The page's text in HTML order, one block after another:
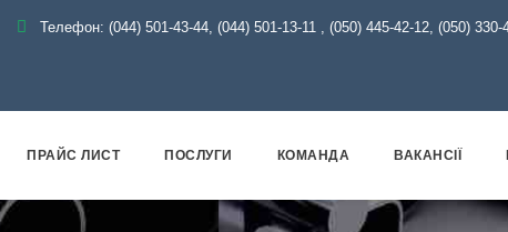
Телефон: (044) 501-43-44, (044) 501-13-11 , (050) 445-42-12, (050) 330-
ПРАЙС ЛИСТ ПОСЛУГИ КОМАНДА ВАКАНСІЇ